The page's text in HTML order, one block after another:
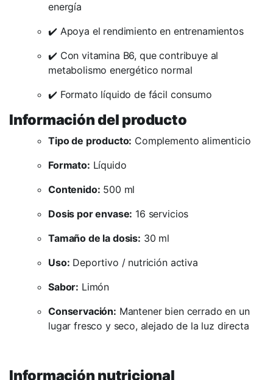
energía
✔️ Apoya el rendimiento en entrenamientos
✔️ Con vitamina B6, que contribuye al
metabolismo energético normal
✔️ Formato líquido de fácil consumo
Información del producto
Tipo de producto: Complemento alimenticio
Formato: Líquido
Contenido: 500 ml
Dosis por envase: 16 servicios
Tamaño de la dosis: 30 ml
Uso: Deportivo / nutrición activa
Sabor: Limón
Conservación: Mantener bien cerrado en un
lugar fresco y seco, alejado de la luz directa
Información nutricional